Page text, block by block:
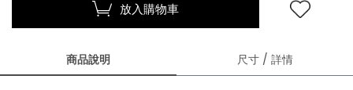
放入購物車
商品說明 尺寸 / 詳情